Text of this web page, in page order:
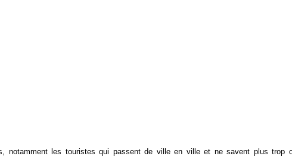
notamment les touristes qui passent de ville en ville et ne savent plus trop